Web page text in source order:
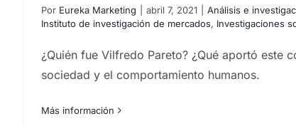
Por Eureka Marketing abril 7, 2021 Análisis e
Instituto de investigación de mercados, Investigaciones
¿Quién fue Vilfredo Pareto? ¿Qué aportó
sociedad y el comportamiento humanos.
Más información